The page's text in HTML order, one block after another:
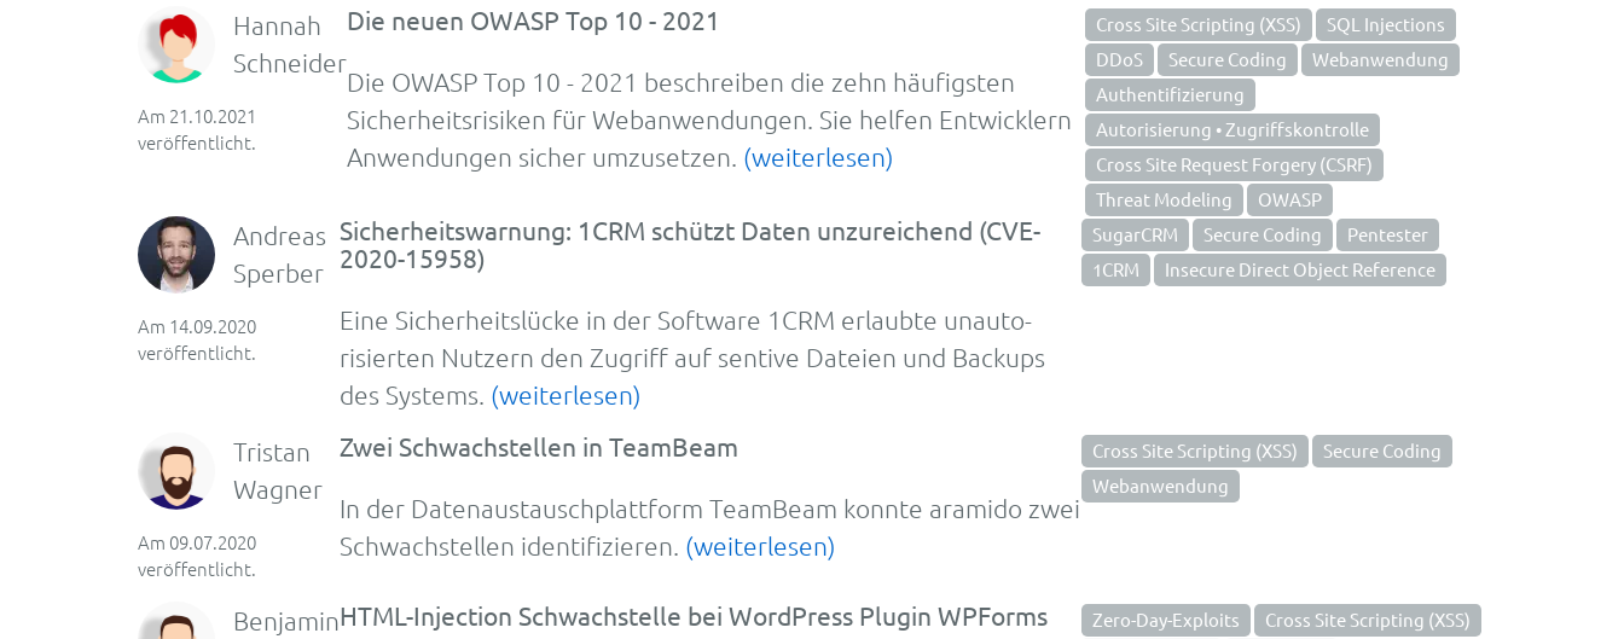
Hannah
Schneider
Am 21.10.2021
veröffentlicht.
Die neuen OWASP Top 10 - 2021
Die OWASP Top 10 - 2021 be­schrei­ben die zehn häu­figs­ten
Sicher­heits­risi­ken für Web­an­wen­dun­gen. Sie helfen Ent­wicklern
An­wen­dun­gen sicher um­zu­setzen. (weiterlesen)
Cross Site Scripting (XSS)
SQL Injections
DDoS
Secure Coding
Webanwendung
Authentifizierung
Autorisierung • Zugriffskontrolle
Cross Site Request Forgery (CSRF)
Threat Modeling
OWASP
Andreas
Sperber
Am 14.09.2020
veröffentlicht.
Sicherheitswarnung: 1CRM schützt Daten unzureichend (CVE-
2020-15958)
Eine Sicher­­heits­­lücke in der Soft­ware 1CRM er­­laubte un­auto­
risier­ten Nutzern den Zu­griff auf sen­tive Da­teien und Back­ups
des Systems. (weiterlesen)
SugarCRM Secure Coding
Pentester
1CRM
Insecure Direct Object Reference
Tristan
Wagner
Am 09.07.2020
veröffentlicht.
Zwei Schwachstellen in TeamBeam
In der Datenaustauschplattform TeamBeam konnte aramido zwei
Schwachstellen identifizieren. (weiterlesen)
Cross Site Scripting (XSS)
Secure Coding
Webanwendung
BenjaminHTML-Injection Schwachstelle bei WordPress Plugin WPForms Zero-Day-Exploits
Cross Site Scripting (XSS)